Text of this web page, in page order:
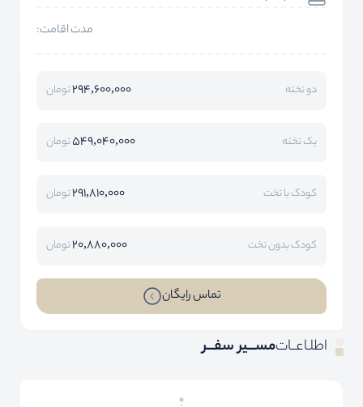
مدت اقامت:
دو تخته 294,600,000تومان
یک تخته 549,040,000تومان
کودک با تخت 291,810,000تومان
کودک بدون تخت 20,880,000تومان
تماس رایگان
اطلـاعــاتمســـیر سفـــر